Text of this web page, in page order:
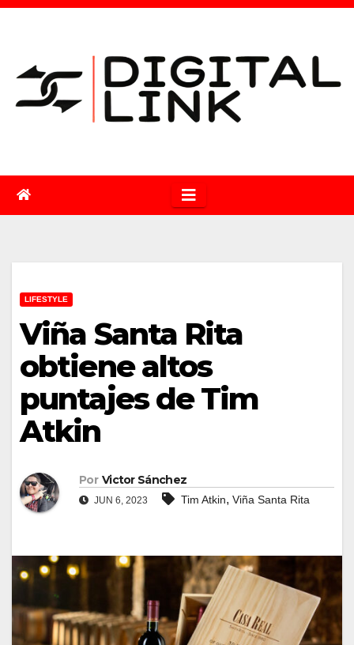
Saltar
LIFESTYLE
Viña Santa Rita
obtiene altos
puntajes de Tim
Atkin
Por Victor Sánchez
JUN 6, 2023 Tim Atkin, Viña Santa Rita